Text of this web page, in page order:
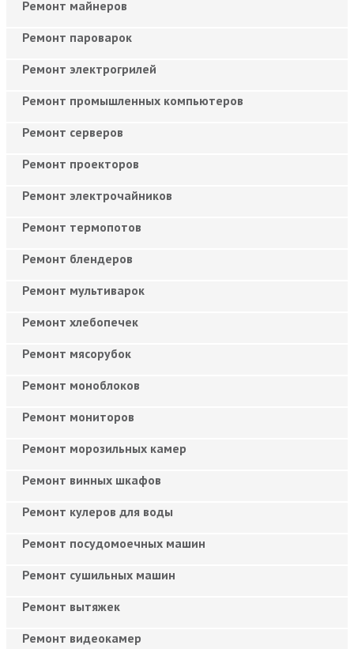
Ремонт майнеров
Ремонт пароварок
Ремонт электрогрилей
Ремонт промышленных компьютеров
Ремонт серверов
Ремонт проекторов
Ремонт электрочайников
Ремонт термопотов
Ремонт блендеров
Ремонт мультиварок
Ремонт хлебопечек
Ремонт мясорубок
Ремонт моноблоков
Ремонт мониторов
Ремонт морозильных камер
Ремонт винных шкафов
Ремонт кулеров для воды
Ремонт посудомоечных машин
Ремонт сушильных машин
Ремонт вытяжек
Ремонт видеокамер